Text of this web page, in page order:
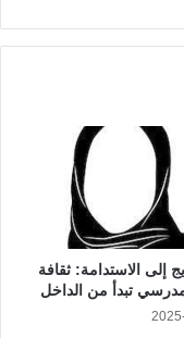
إلى الاستدامة: ثقافة
تبدأ من الداخل